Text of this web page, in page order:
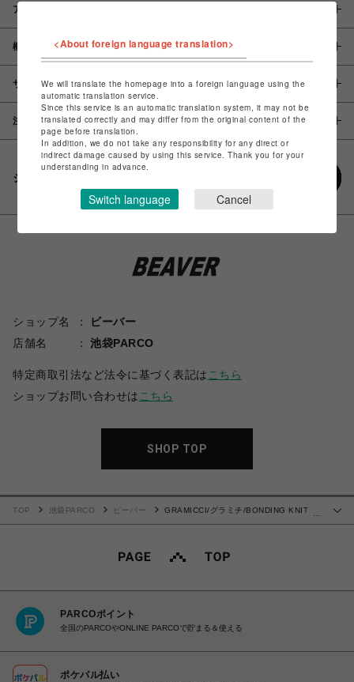
アイテム説明 / 素材
概要
サイズ
注意事項
シェアする
ショップ名
ビーバー
店舗名
池袋PARCO
特定商取引法など法令に基づく表記は こちら
ショップお問い合わせは こちら
SHOP TOP
TOP 池袋PARCO ビーバー
GRAMICCI/グラミチ/BONDING KNIT
PARCOポイント
全国のPARCOやONLINE PARCOで貯まる＆使える
ポケパル払い
<About foreign language translation>
We will translate the homepage into a foreign language using the
automatic translation service.
Since this service is an automatic translation system, it may not be
translated correctly and may differ from the original content of the
page before translation.
In addition, we do not take any responsibility for any direct or
indirect damage caused by using this service. Thank you for your
understanding in advance.
Switch language Cancel